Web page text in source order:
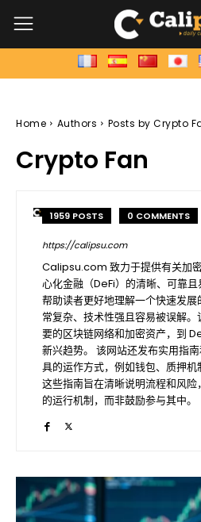
Home Authors Posts by Crypto
Crypto Fan
1959 POSTS 0 COMMENTS
https://calipsu.com
Calipsu.com 致力于提供有关加
心化金融（DeFi）的清晰、可靠
帮助读者更好地理解一个快速发
常复杂、技术性强且容易被误解
要的区块链网络和加密资产，到
新兴趋势。 该网站还发布实用指
具的运作方式，例如钱包、质押机
这些指南旨在清晰说明流程和风
的运行机制，而非鼓励参与其中。